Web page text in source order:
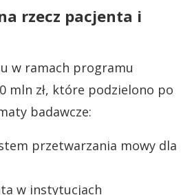
rzecz pacjenta i
w ramach programu
mln zł, które podzielono po
badawcze:
przetwarzania mowy dla
w instytucjach